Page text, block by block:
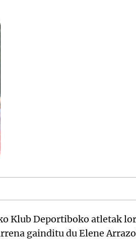
Klub Deportiboko atletak
gainditu du Elene